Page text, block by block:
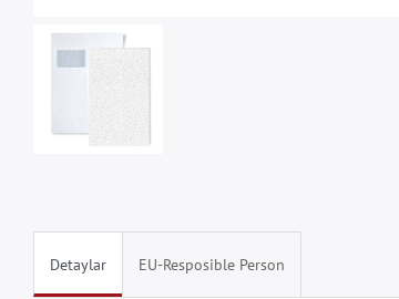
Detaylar EU-Resposible Person